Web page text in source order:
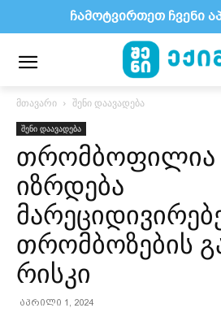
მთავარი შენი დაავადება
შენი დაავადება
თრომბოფილია
იზრდება
თრომბოზების
რისკი
აპრილი 1, 2024
ჩამოტვირთეთ ჩვენი